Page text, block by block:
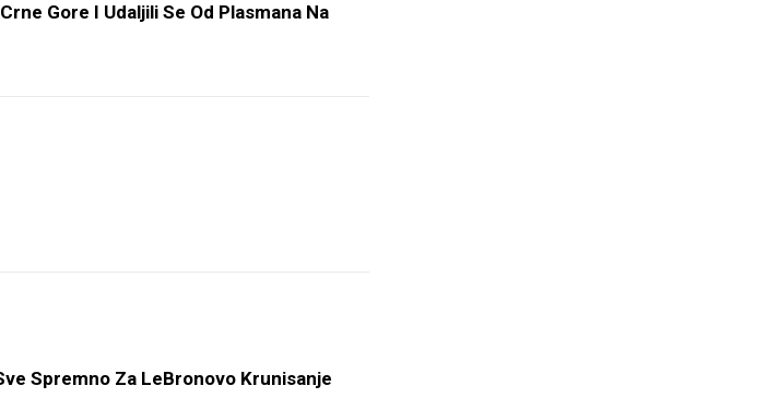
Gore I Udaljili Se Od Plasmana Na
Spremno Za LeBronovo Krunisanje